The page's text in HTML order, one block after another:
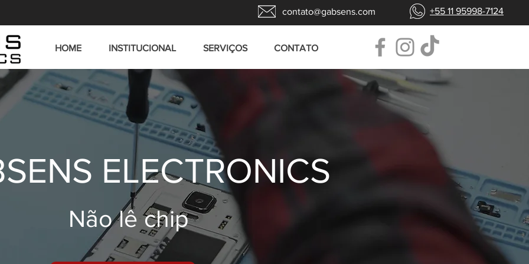
contato@gabsens.com +55 11 95998-7124
HOME INSTITUCIONAL SERVIÇOS CONTATO
ELECTRONICS
Não lê chip